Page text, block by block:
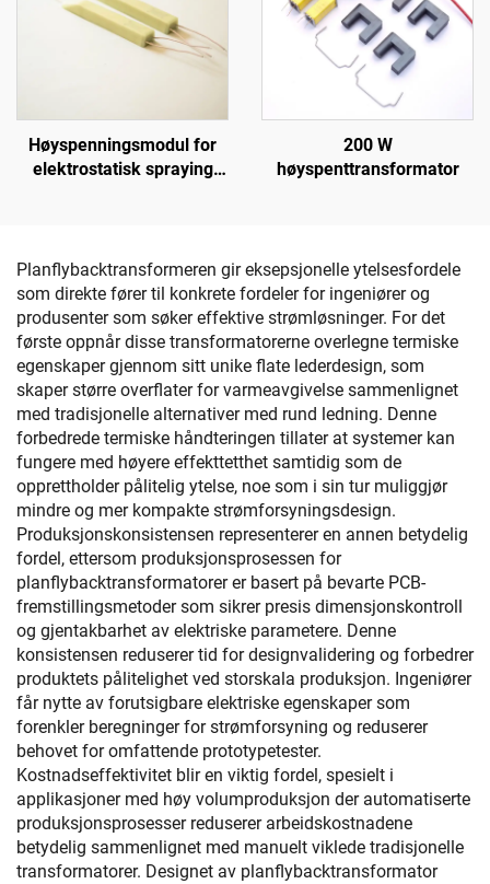
Høyspenningsmodul for
elektrostatisk spraying
200 W
høyspenttransformator
Planflybacktransformeren gir eksepsjonelle ytelsesfordele
som direkte fører til konkrete fordeler for ingeniører og
produsenter som søker effektive strømløsninger. For det
første oppnår disse transformatorerne overlegne termiske
egenskaper gjennom sitt unike flate lederdesign, som
skaper større overflater for varmeavgivelse sammenlignet
med tradisjonelle alternativer med rund ledning. Denne
forbedrede termiske håndteringen tillater at systemer kan
fungere med høyere effekttetthet samtidig som de
opprettholder pålitelig ytelse, noe som i sin tur muliggjør
mindre og mer kompakte strømforsyningsdesign.
Produksjonskonsistensen representerer en annen betydelig
fordel, ettersom produksjonsprosessen for
planflybacktransformatorer er basert på bevarte PCB-
fremstillingsmetoder som sikrer presis dimensjonskontroll
og gjentakbarhet av elektriske parametere. Denne
konsistensen reduserer tid for designvalidering og forbedrer
produktets pålitelighet ved storskala produksjon. Ingeniører
får nytte av forutsigbare elektriske egenskaper som
forenkler beregninger for strømforsyning og reduserer
behovet for omfattende prototypetester.
Kostnadseffektivitet blir en viktig fordel, spesielt i
applikasjoner med høy volumproduksjon der automatiserte
produksjonsprosesser reduserer arbeidskostnadene
betydelig sammenlignet med manuelt viklede tradisjonelle
transformatorer. Designet av planflybacktransformator